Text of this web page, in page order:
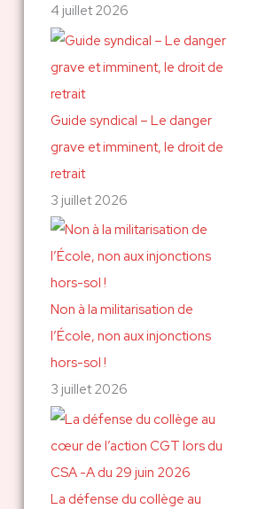
4 juillet 2026
Guide syndical – Le danger
grave et imminent, le droit de
retrait
3 juillet 2026
Non à la militarisation de
l’École, non aux injonctions
hors-sol !
3 juillet 2026
La défense du collège au